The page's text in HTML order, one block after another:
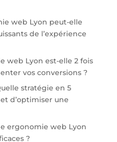
web Lyon peut-elle
de l’expérience
web Lyon est-elle 2 fois
vos conversions ?
stratégie en 5
d’optimiser une
ergonomie web Lyon
?